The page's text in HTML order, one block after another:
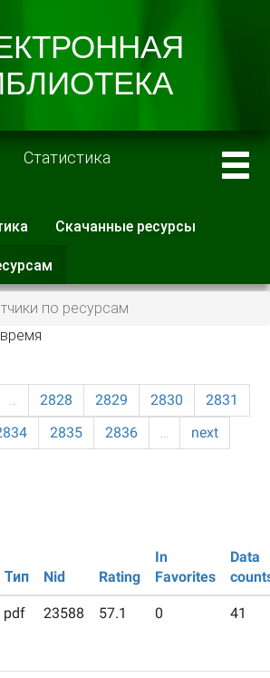
Статистика
Скачанные ресурсы
вкладка)
по ресурсам
… 2828 2829 2830
2831
2835 2836 …
next
Тип Nid Rating
In
Favorites
Data
pdf 23588 57.1 0 41